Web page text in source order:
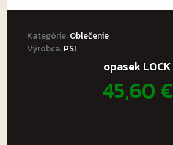
Kategórie:Oblečenie,
Výrobca:PSI
opasek LOCK
45,60€